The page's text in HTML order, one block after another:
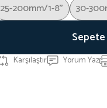
25-200mm/1-8'' 30-
Karşılaştır Yorum Yaz